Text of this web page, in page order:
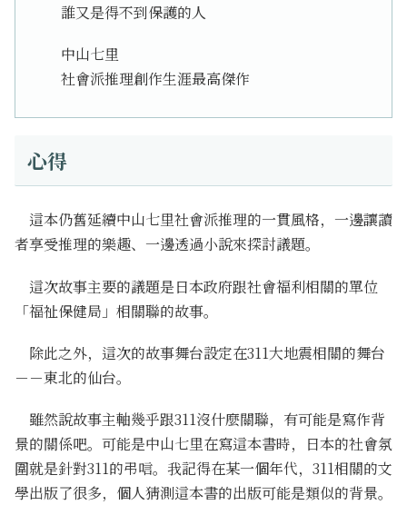
誰又是得不到保護的人
中山七里
社會派推理創作生涯最高傑作
心得
這本仍舊延續中山七里社會派推理的一貫風格，一邊讓讀
者享受推理的樂趣、一邊透過小說來探討議題。
這次故事主要的議題是日本政府跟社會福利相關的單位
「福祉保健局」相關聯的故事。
除此之外，這次的故事舞台設定在311大地震相關的舞台
－－東北的仙台。
雖然說故事主軸幾乎跟311沒什麼關聯，有可能是寫作背
景的關係吧。可能是中山七里在寫這本書時，日本的社會氛
圍就是針對311的弔唁。我記得在某一個年代，311相關的文
學出版了很多，個人猜測這本書的出版可能是類似的背景。